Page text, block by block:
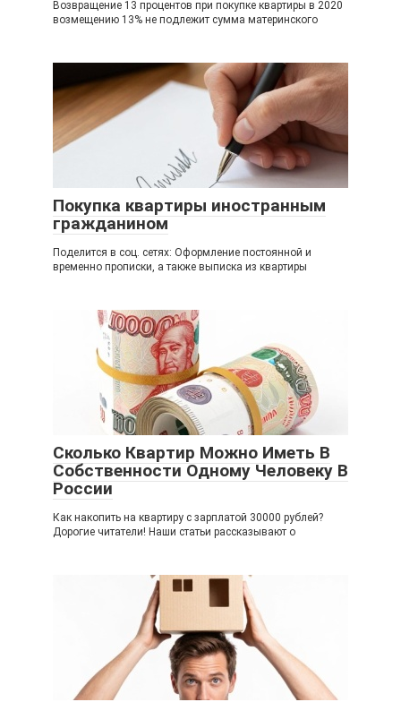
Возвращение 13 процентов при покупке квартиры в 2020
возмещению 13% не подлежит сумма материнского
Покупка квартиры иностранным
гражданином
Поделится в соц. сетях: Оформление постоянной и
временно прописки, а также выписка из квартиры
Сколько Квартир Можно Иметь В
Собственности Одному Человеку В
России
Как накопить на квартиру с зарплатой 30000 рублей?
Дорогие читатели! Наши статьи рассказывают о